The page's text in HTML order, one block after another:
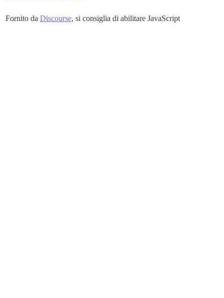
Fornito da Discourse, si consiglia di abilitare JavaScript